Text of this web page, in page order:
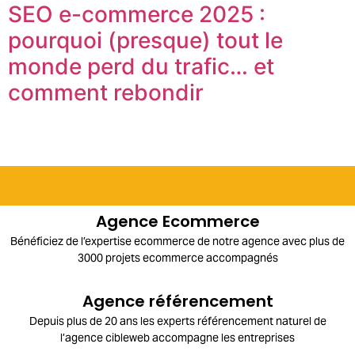
SEO e-commerce 2025 :
pourquoi (presque) tout le
monde perd du trafic… et
comment rebondir
Agence Ecommerce
Bénéficiez de l’expertise ecommerce de notre agence avec plus de
3000 projets ecommerce accompagnés
Agence référencement
Depuis plus de 20 ans les experts référencement naturel de
l’agence cibleweb accompagne les entreprises